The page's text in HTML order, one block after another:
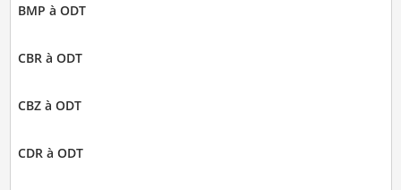
BMP à ODT
CBR à ODT
CBZ à ODT
CDR à ODT